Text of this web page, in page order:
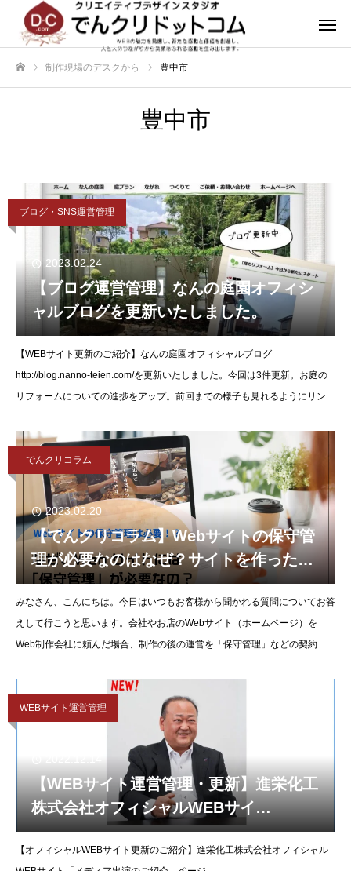
制作現場のデスクから 豊中市
豊中市
ブログ・SNS運営管理
2023.02.24
【ブログ運営管理】なんの庭園オフィシ
ャルブログを更新いたしました。
【WEBサイト更新のご紹介】なんの庭園オフィシャルブログ
http://blog.nanno-teien.com/を更新いたしました。今回は3件更新。お庭の
リフォームについての進捗をアップ。前回までの様子も見れるようにリンク
でんクリコラム
2023.02.20
【でんクリコラム】Webサイトの保守管
理が必要なのはなぜ？サイトを作っただ
けで終わらせていけない理由とは？
みなさん、こんにちは。今日はいつもお客様から聞かれる質問についてお答
えして行こうと思います。会社やお店のWebサイト（ホームページ）を
Web制作会社に頼んだ場合、制作の後の運営を「保守管理」などの契約を
WEBサイト運営管理
【WEBサイト運営管理・更新】進栄化工
株式会社オフィシャルWEBサイ
ト,Facebookを更新いたしました。
【オフィシャルWEBサイト更新のご紹介】進栄化工株式会社オフィシャル